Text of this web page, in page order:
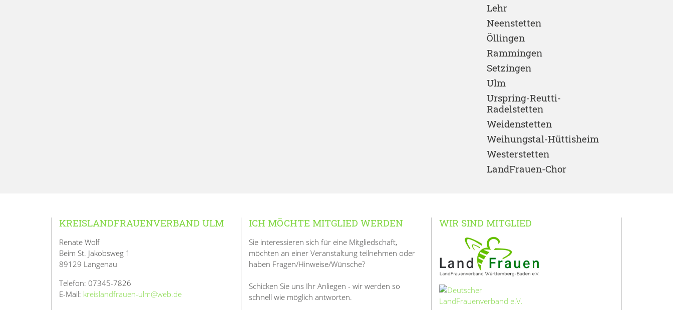
Lehr
Neenstetten
Öllingen
Rammingen
Setzingen
Ulm
Urspring-Reutti-
Radelstetten
Weidenstetten
Weihungstal-Hüttisheim
Westerstetten
LandFrauen-Chor
KREISLANDFRAUENVERBAND ULM
Renate Wolf
Beim St. Jakobsweg 1
89129 Langenau
Telefon: 07345-7826
E-Mail: kreislandfrauen-ulm@web.de
ICH MÖCHTE MITGLIED WERDEN
Sie interessieren sich für eine Mitgliedschaft,
möchten an einer Veranstaltung teilnehmen oder
haben Fragen/Hinweise/Wünsche?
Schicken Sie uns Ihr Anliegen - wir werden so
schnell wie möglich antworten.
WIR SIND MITGLIED